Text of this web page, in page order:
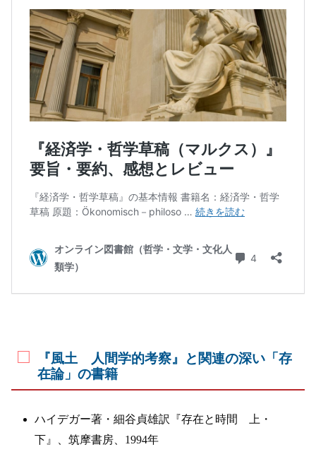
『風土 人間学的考察』と関連の深い「存
在論」の書籍
ハイデガー著・細谷貞雄訳『存在と時間 上・
下』、筑摩書房、1994年